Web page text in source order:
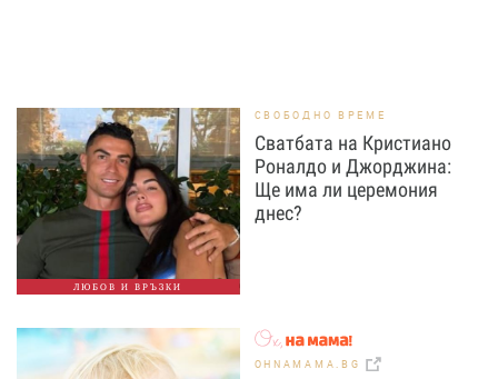
ЛЮБОВ И ВРЪЗКИ
СВОБОДНО ВРЕМЕ
Сватбата на Кристиано
Роналдо и Джорджина:
Ще има ли церемония
днес?
OHNAMAMA.BG